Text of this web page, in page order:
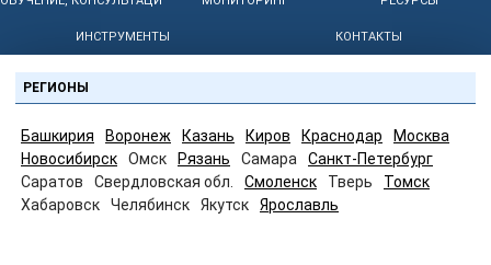
ИНСТРУМЕНТЫ КОНТАКТЫ
РЕГИОНЫ
Башкирия Воронеж Казань Киров Краснодар
Москва
Новосибирск
Омск Рязань Самара
Санкт-Петербург
Саратов
Свердловская обл. Смоленск Тверь
Томск
Хабаровск
Челябинск Якутск Ярославль